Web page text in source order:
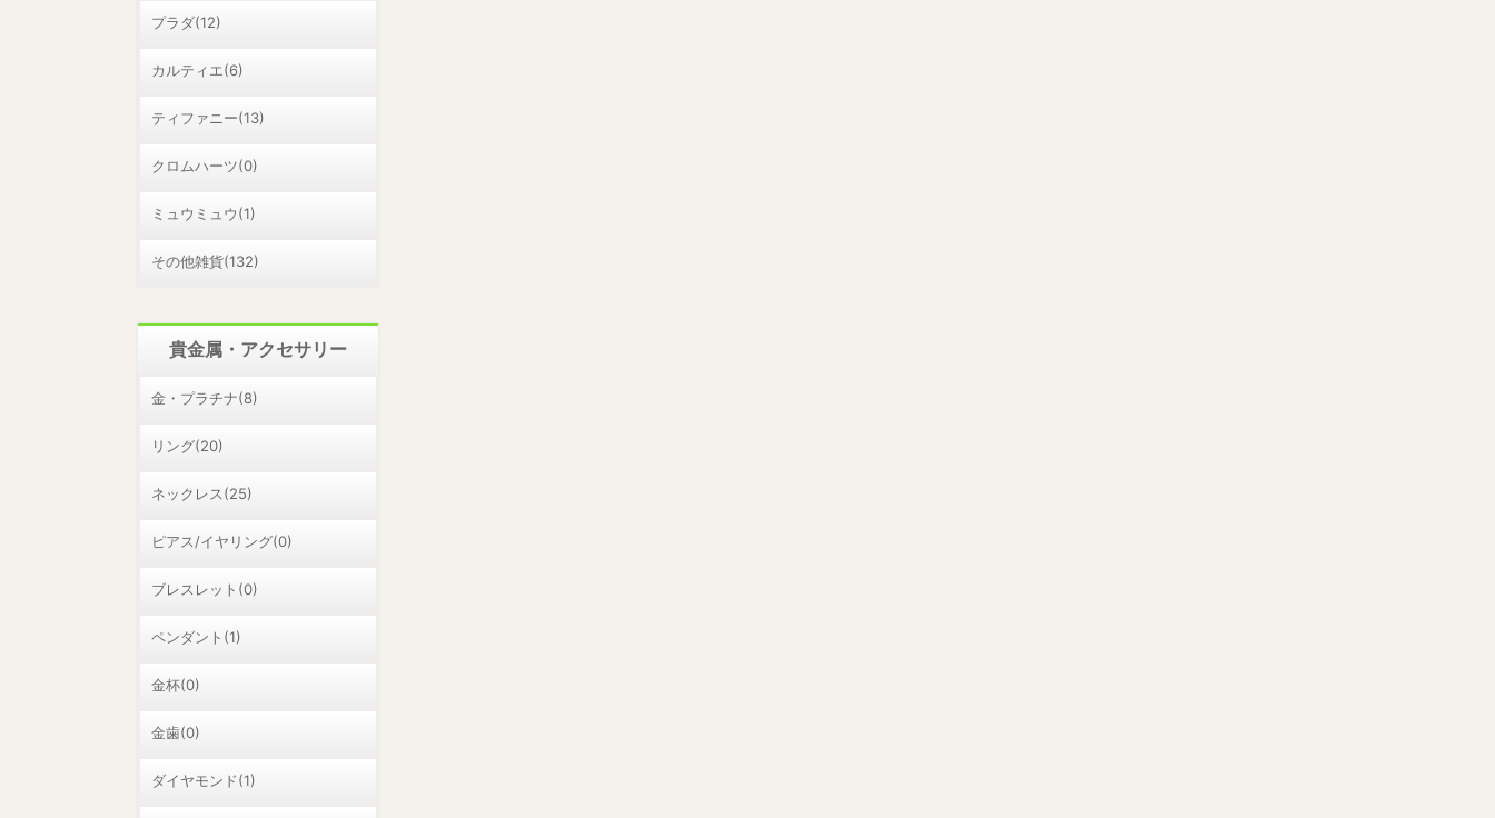
プラダ(12)
カルティエ(6)
ティファニー(13)
クロムハーツ(0)
ミュウミュウ(1)
その他雑貨(132)
貴金属・アクセサリー
金・プラチナ(8)
リング(20)
ネックレス(25)
ピアス/イヤリング(0)
ブレスレット(0)
ペンダント(1)
金杯(0)
金歯(0)
ダイヤモンド(1)